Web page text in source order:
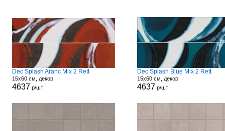
Dec Splash Aranc Mix 2 Rett
15x60 см, декор
4637 р/шт
Dec Splash Blue Mix 2 Rett
15x60 см, декор
4637 р/шт